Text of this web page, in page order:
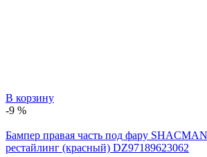
В корзину
-9 %
Бампер правая часть под фару
рестайлинг (красный) DZ97189623062